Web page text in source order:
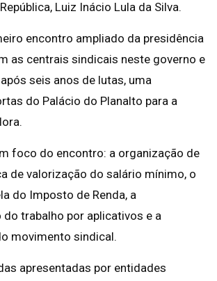
Luiz Inácio Lula da Silva.
encontro ampliado da presidência
as centrais sindicais neste governo e
seis anos de lutas, uma
do Palácio do Planalto para a
foco do encontro: a organização de
de valorização do salário mínimo, o
do Imposto de Renda, a
trabalho por aplicativos e a
movimento sindical.
apresentadas por entidades